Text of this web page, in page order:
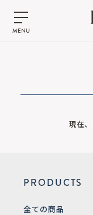
現在
PRODUCTS
全ての商品